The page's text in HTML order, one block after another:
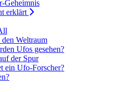
Geheimnis
erklärt
Weltraum
Ufos gesehen?
der Spur
ein Ufo-Forscher?